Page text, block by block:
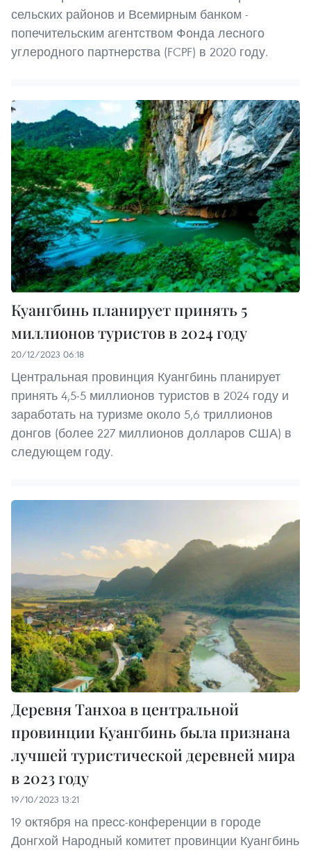
сельских районов и Всемирным банком -
попечительским агентством Фонда лесного
углеродного партнерства (FCPF) в 2020 году.
Куангбинь планирует принять 5
миллионов туристов в 2024 году
20/12/2023 06:18
Центральная провинция Куангбинь планирует
принять 4,5-5 миллионов туристов в 2024 году и
заработать на туризме около 5,6 триллионов
донгов (более 227 миллионов долларов США) в
следующем году.
Деревня Танхоа в центральной
провинции Куангбинь была признана
лучшей туристической деревней мира
в 2023 году
19/10/2023 13:21
19 октября на пресс-конференции в городе
Донгхой Народный комитет провинции Куангбинь